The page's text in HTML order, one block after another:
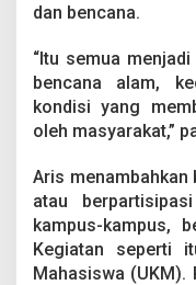
i
d
e
n
a
n
K
e
p
a
dan bencana.
“Itu semua
bencana alam,
kondisi yang
oleh masyarakat,”
Aris menambahkan
atau
kampus-kampus,
Kegiatan seperti
Mahasiswa (UKM).